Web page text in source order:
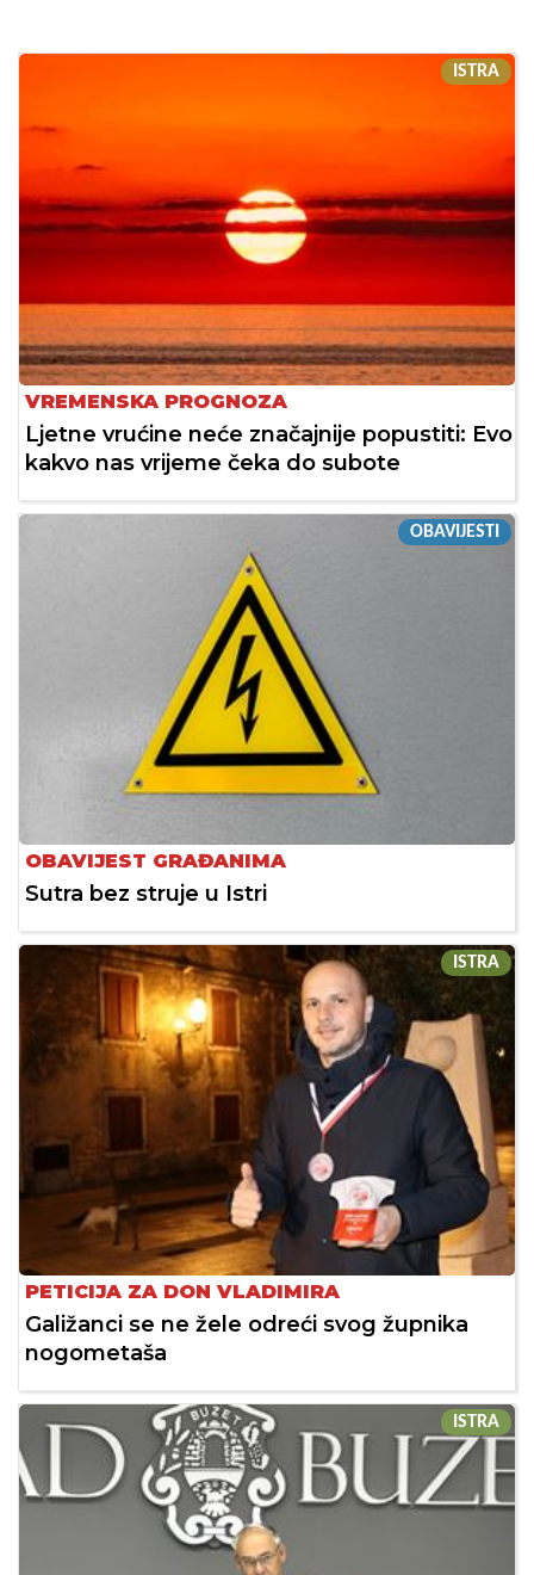
ISTRA
VREMENSKA PROGNOZA
Ljetne vrućine neće značajnije popustiti: Evo
kakvo nas vrijeme čeka do subote
OBAVIJESTI
OBAVIJEST GRAĐANIMA
Sutra bez struje u Istri
ISTRA
PETICIJA ZA DON VLADIMIRA
Galižanci se ne žele odreći svog župnika
nogometaša
ISTRA